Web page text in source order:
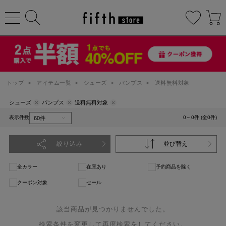
トップ > アイテム一覧 > シューズ > パンプス > 送料無料対象
シューズ パンプス 送料無料対象
表示件数 0～0件 (全0件)
絞り込み 並び替え
全カラー 在庫あり 予約商品を除く
クーポン対象 セール
該当商品が見つかりませんでした。
検索条件を変更して再度検索をしてください。